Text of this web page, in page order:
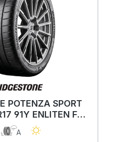
POTENZA SPORT
91Y ENLITEN FSL
A